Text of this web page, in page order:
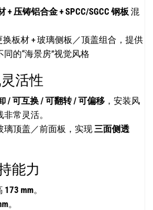
+ 压铸铝合金 + SPCC/SGCC 钢板混
板材 + 玻璃侧板／顶盖组合，提供
的“海景房”视觉风格
活性
/ 可互换 / 可翻转 / 可偏移 ，安装风
常灵活。
璃顶盖／前面板，实现三面侧透
能力
173 mm。
。